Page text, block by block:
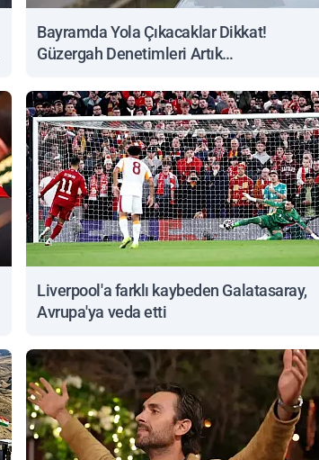
Bayramda Yola Çıkacaklar Dikkat!
Güzergah Denetimleri Artık
Liverpool'a farklı kaybeden Galatasaray,
Avrupa'ya veda etti